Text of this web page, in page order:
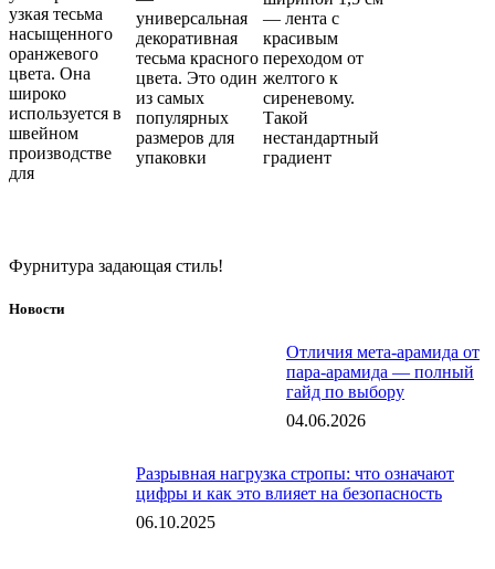
узкая тесьма
насыщенного
оранжевого
цвета. Она
широко
используется в
швейном
производстве
для
универсальная
декоративная
тесьма красного
цвета. Это один
из самых
популярных
размеров для
упаковки
— лента с
красивым
переходом от
желтого к
сиреневому.
Такой
нестандартный
градиент
Фурнитура задающая стиль!
Новости
Отличия мета-арамида от
пара-арамида — полный
гайд по выбору
04.06.2026
Разрывная нагрузка стропы: что означают
цифры и как это влияет на безопасность
06.10.2025